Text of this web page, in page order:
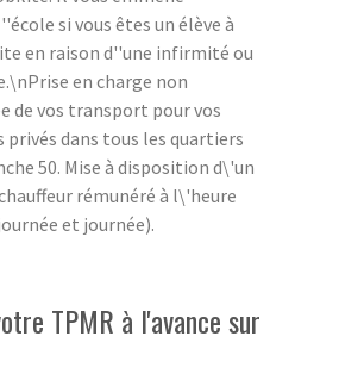
si vous êtes un élève à
en raison d''une infirmité ou
en charge non
de vos transport pour vos
dans tous les quartiers
50. Mise à disposition d\'un
rémunéré à l\'heure
et journée).
TPMR à l'avance sur